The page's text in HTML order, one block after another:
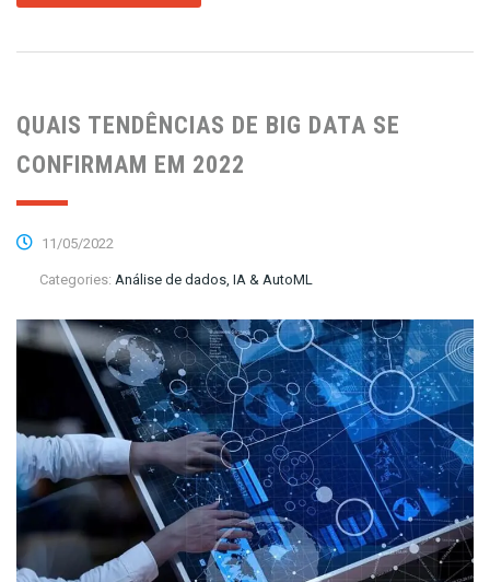
QUAIS TENDÊNCIAS DE BIG DATA SE
CONFIRMAM EM 2022
11/05/2022
Categories: Análise de dados, IA & AutoML